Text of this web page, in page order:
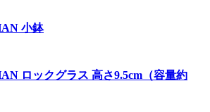
小鉢
ロックグラス 高さ9.5cm（容量約